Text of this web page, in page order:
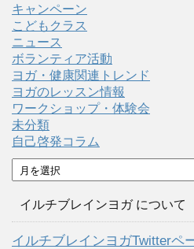
キャンペーン
こどもクラス
ニュース
ボランティア活動
ヨガ・健康関連トレンド
ヨガのレッスン情報
ワークショップ・体験会
未分類
自己啓発コラム
ア
ー
イルチブレインヨガ について
イルチブレインヨガTwitterペ